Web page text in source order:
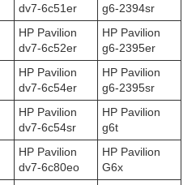
dv7-6c51er
g6-2394sr
HP Pavilion
dv7-6c52er
HP Pavilion
g6-2395er
HP Pavilion
dv7-6c54er
HP Pavilion
g6-2395sr
HP Pavilion
dv7-6c54sr
HP Pavilion
g6t
HP Pavilion
dv7-6c80eo
HP Pavilion
G6x